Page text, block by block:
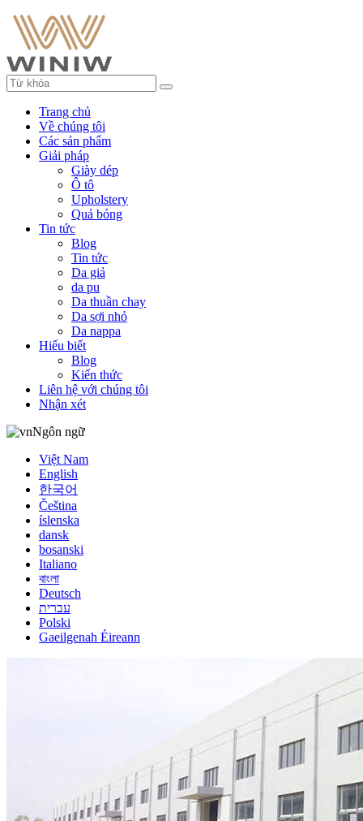
Trang chủ
Về chúng tôi
Các sản phẩm
Giải pháp
Giày dép
Ô tô
Upholstery
Quả bóng
Tin tức
Blog
Tin tức
Da giả
da pu
Da thuần chay
Da sợi nhỏ
Da nappa
Hiểu biết
Blog
Kiến thức
Liên hệ với chúng tôi
Nhận xét
Ngôn ngữ
Việt Nam
English
한국어
Čeština
íslenska
dansk
bosanski
Italiano
বাংলা
Deutsch
עברית
Polski
Gaeilgenah Éireann